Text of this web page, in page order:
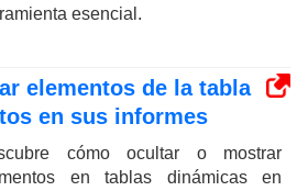
esencial.
elementos de la tabla
en sus informes
cómo ocultar o mostrar
en tablas dinámicas en